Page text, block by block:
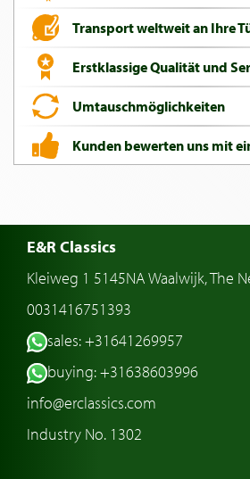
Transport weltweit an Ihre
Erstklassige Qualität und
Umtauschmöglichkeiten
Kunden bewerten uns mit
E&R Classics
Kleiweg 1 5145NA Waalwijk, The
0031416751393
sales: +31641269957
buying: +31638603996
info@erclassics.com
Industry No. 1302